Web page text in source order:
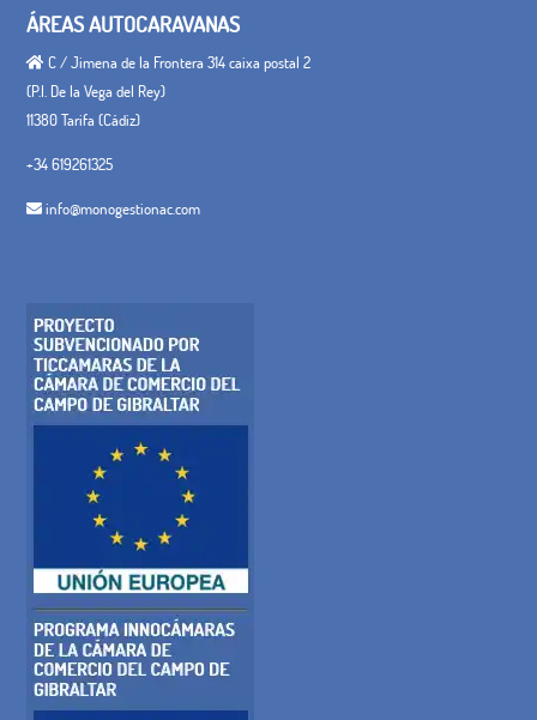
ÁREAS AUTOCARAVANAS
C / Jimena de la Frontera 314 caixa postal 2
(P.I. De la Vega del Rey)
11380 Tarifa (Cádiz)
+34 619261325
info@monogestionac.com